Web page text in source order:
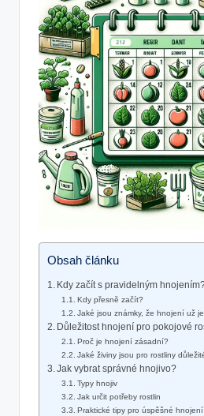
Obsah článku
Kdy začít s pravidelným
Kdy přesně začít?
Jaké jsou známky, že hnojení už
Důležitost hnojení pro pokojové
Proč je hnojení zásadní?
Jaké živiny jsou pro rostliny
Jak vybrat správné hnojivo?
Typy hnojiv
Jak určit potřeby rostlin
Praktické tipy pro úspěšné hnojení